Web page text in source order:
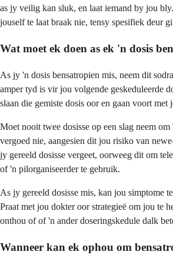
as jy veilig kan sluk, en laat iemand by jou
jouself te laat braak nie, tensy spesifiek deur
Wat moet ek doen as ek 'n dosis
As jy 'n dosis bensatropien mis, neem dit
amper tyd is vir jou volgende geskeduleerde
slaan die gemiste dosis oor en gaan voort met
Moet nooit twee dosisse op een slag neem om
vergoed nie, aangesien dit jou risiko van
jy gereeld dosisse vergeet, oorweeg dit om
of 'n pilorganiseerder te gebruik.
As jy gereeld dosisse mis, kan jou simptome
Praat met jou dokter oor strategieë om jou te
onthou of of 'n ander doseringskedule dalk
Wanneer kan ek ophou om